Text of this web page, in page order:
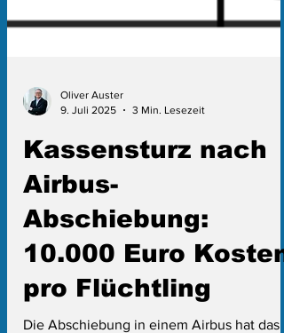
Oliver Auster
9. Juli 2025
Kassensturz nach
Airbus-
Abschiebung:
10.000 Euro Kosten